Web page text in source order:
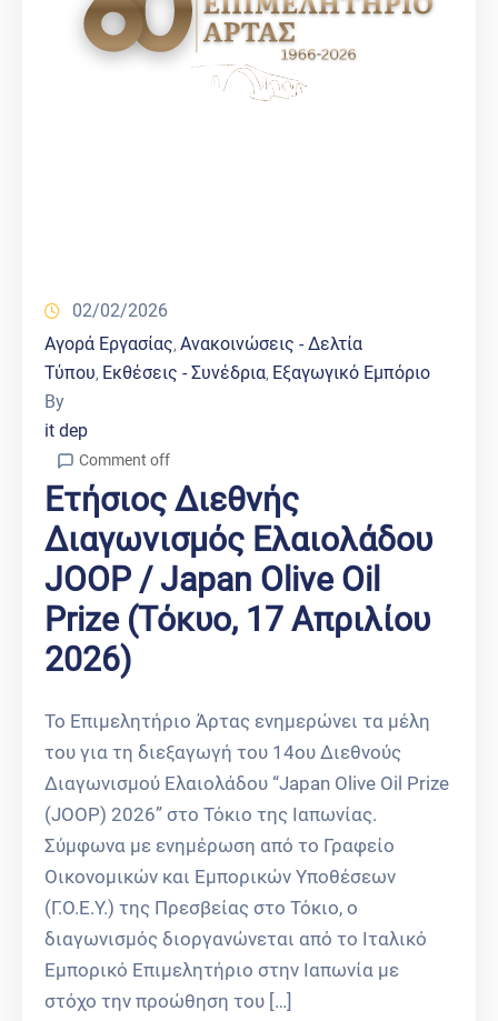
02/02/2026
Αγορά Εργασίας‚ Ανακοινώσεις - Δελτία
Τύπου‚ Εκθέσεις - Συνέδρια‚ Εξαγωγικό Εμπόριο
By
it dep
Comment off
Ετήσιος Διεθνής
Διαγωνισμός Ελαιολάδου
JOOP / Japan Olive Oil
Prize (Τόκυο, 17 Απριλίου
2026)
Το Επιμελητήριο Άρτας ενημερώνει τα μέλη
του για τη διεξαγωγή του 14ου Διεθνούς
Διαγωνισμού Ελαιολάδου “Japan Olive Oil Prize
(JOOP) 2026” στο Τόκιο της Ιαπωνίας.
Σύμφωνα με ενημέρωση από το Γραφείο
Οικονομικών και Εμπορικών Υποθέσεων
(Γ.Ο.Ε.Υ.) της Πρεσβείας στο Τόκιο, ο
διαγωνισμός διοργανώνεται από το Ιταλικό
Εμπορικό Επιμελητήριο στην Ιαπωνία με
στόχο την προώθηση του […]